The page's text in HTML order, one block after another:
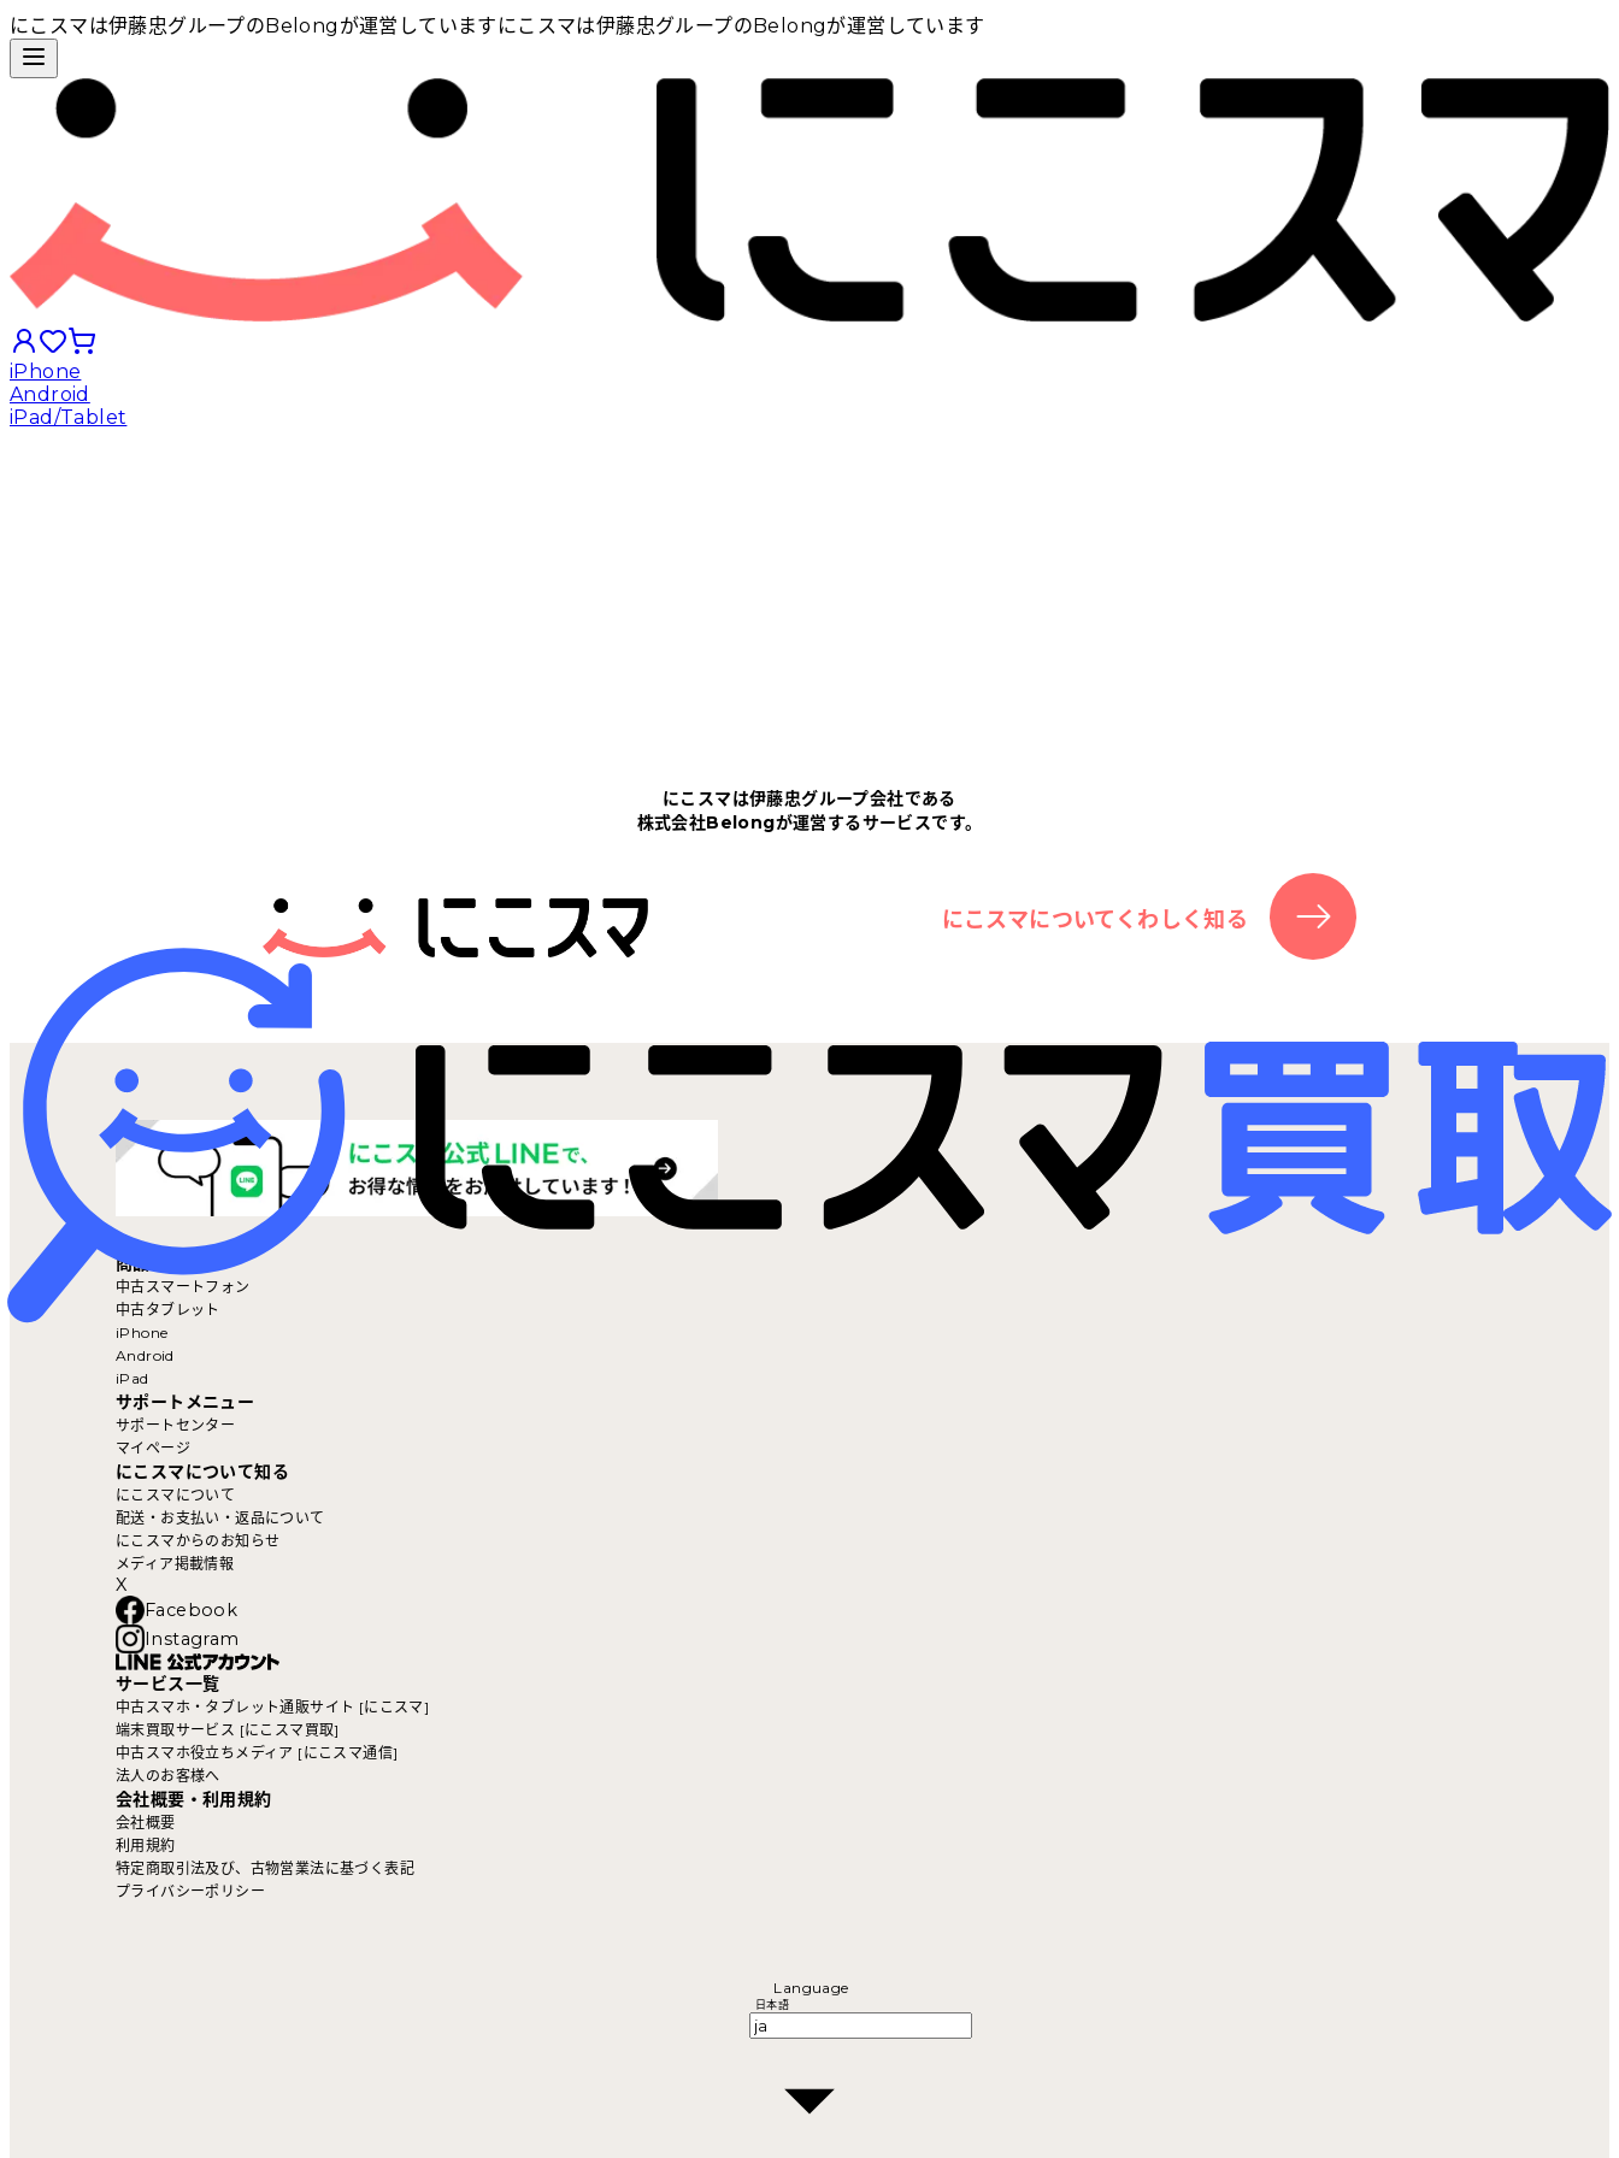
にこスマは伊藤忠グループのBelongが運営しています にこスマは伊藤忠グループのBelongが運営しています
iPhone
Android
iPad/Tablet
ニュース
にこスマ通信
マイページ
にこスマは伊藤忠グループ会社である
株式会社Belongが運営するサービスです。
にこスマについてくわしく知る
商品を探す
中古スマートフォン
中古タブレット
iPhone
Android
iPad
サポートメニュー
サポートセンター
マイページ
にこスマについて知る
にこスマについて
配送・お支払い・返品について
にこスマからのお知らせ
メディア掲載情報
X
Facebook
Instagram
サービス一覧
中古スマホ・タブレット通販サイト [にこスマ]
端末買取サービス [にこスマ買取]
中古スマホ役立ちメディア [にこスマ通信]
法人のお客様へ
会社概要・利用規約
会社概要
利用規約
特定商取引法及び、古物営業法に基づく表記
プライバシーポリシー
Language
日本語